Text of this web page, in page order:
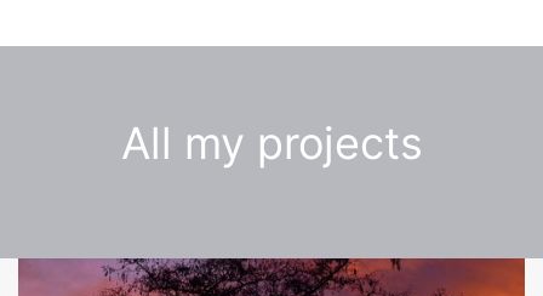
All my projects